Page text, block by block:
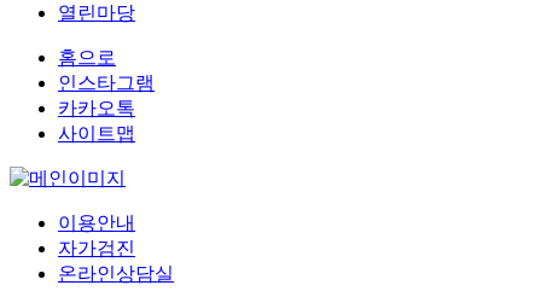
열린마당
홈으로
인스타그램
카카오톡
사이트맵
이용안내
자가검진
온라인상담실